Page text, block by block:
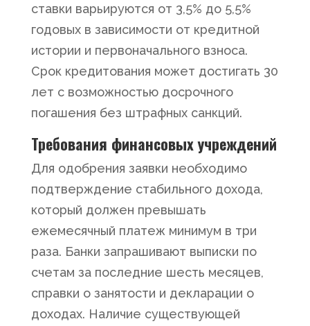
ставки варьируются от 3,5% до 5,5%
годовых в зависимости от кредитной
истории и первоначального взноса.
Срок кредитования может достигать 30
лет с возможностью досрочного
погашения без штрафных санкций.
Требования финансовых учреждений
Для одобрения заявки необходимо
подтверждение стабильного дохода,
который должен превышать
ежемесячный платеж минимум в три
раза. Банки запрашивают выписки по
счетам за последние шесть месяцев,
справки о занятости и декларации о
доходах. Наличие существующей